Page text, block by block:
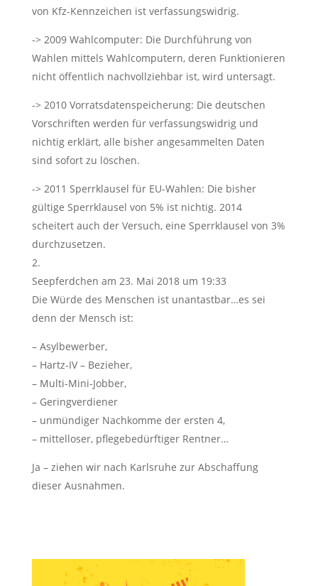
von Kfz-Kennzeichen ist verfassungswidrig.
-> 2009 Wahlcomputer: Die Durchführung von
Wahlen mittels Wahlcomputern, deren Funktionieren
nicht öffentlich nachvollziehbar ist, wird untersagt.
-> 2010 Vorratsdatenspeicherung: Die deutschen
Vorschriften werden für verfassungswidrig und
nichtig erklärt, alle bisher angesammelten Daten
sind sofort zu löschen.
-> 2011 Sperrklausel für EU-Wahlen: Die bisher
gültige Sperrklausel von 5% ist nichtig. 2014
scheitert auch der Versuch, eine Sperrklausel von 3%
durchzusetzen.
Seepferdchen am 23. Mai 2018 um 19:33
Die Würde des Menschen ist unantastbar…es sei
denn der Mensch ist:
– Asylbewerber,
– Hartz-IV – Bezieher,
– Multi-Mini-Jobber,
– Geringverdiener
– unmündiger Nachkomme der ersten 4,
– mittelloser, pflegebedürftiger Rentner…
Ja – ziehen wir nach Karlsruhe zur Abschaffung
dieser Ausnahmen.